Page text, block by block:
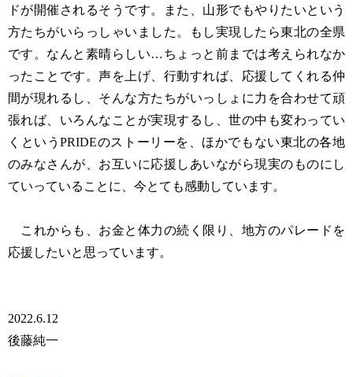
ドが開催されるそうです。また、山形でもやりたいという
方たちがいらっしゃいました。もし実現したら東北の全県
です。なんと素晴らしい…ちょっと前までは考えられなか
ったことです。声を上げ、行動すれば、応援してくれる仲
間が現れるし、そんな方たちがいっしょに力を合わせて頑
張れば、いろんなことが実現するし、世の中も変わってい
くというPRIDEのストーリーを、ほかでもない東北の各地
のみなさんが、お互いに応援しあいながら現実のものにし
ていっていることに、今とても感動しています。
これからも、お金と体力の続く限り、地方のパレードを
応援したいと思っています。
2022.6.12
後藤純一